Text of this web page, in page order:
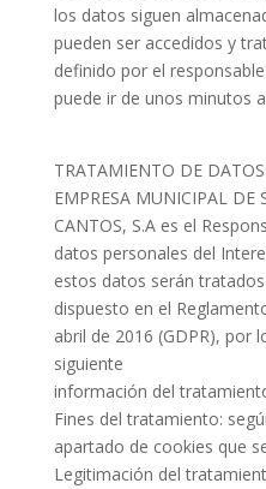
los datos siguen
pueden ser accedidos y
definido por el
puede ir de unos minutos
TRATAMIENTO DE
EMPRESA MUNICIPAL DE
CANTOS, S.A es el
datos personales del
estos datos serán
dispuesto en el
abril de 2016 (GDPR), por
siguiente
información del
Fines del tratamiento:
apartado de cookies que
Legitimación del